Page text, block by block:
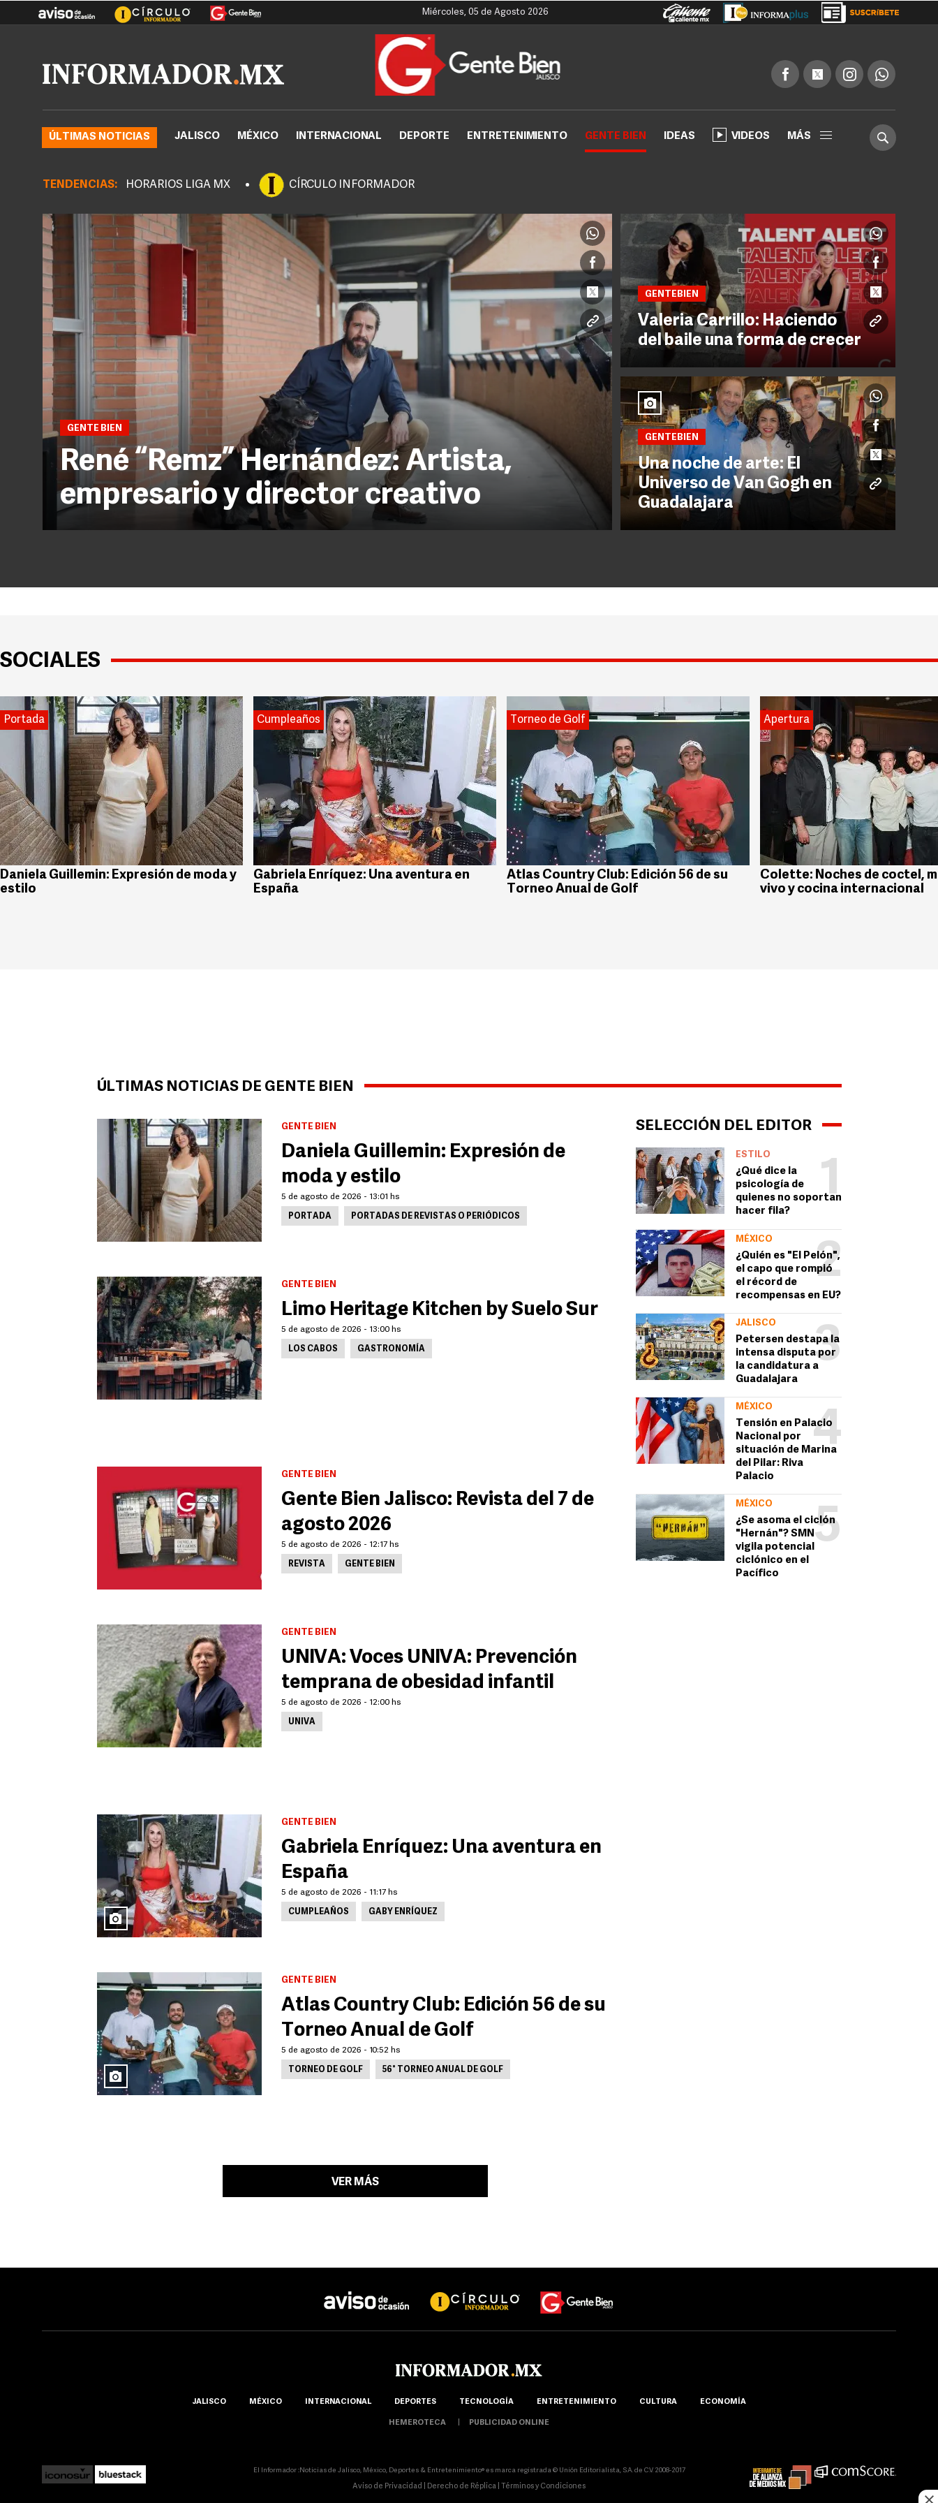
Miércoles, 05 de Agosto 2026
ÚLTIMAS NOTICIAS JALISCO MÉXICO INTERNACIONAL DEPORTE ENTRETENIMIENTO GENTE BIEN IDEAS VIDEOS MÁS
TENDENCIAS: HORARIOS LIGA MX CÍRCULO INFORMADOR
GENTE BIEN
René “Remz” Hernández: Artista,
empresario y director creativo
GENTEBIEN
Valeria Carrillo: Haciendo
del baile una forma de crecer
GENTEBIEN
Una noche de arte: El
Universo de Van Gogh en
Guadalajara
SOCIALES
Portada
Daniela Guillemin: Expresión de moda y
estilo
Cumpleaños
Gabriela Enríquez: Una aventura en
España
Torneo de Golf
Atlas Country Club: Edición 56 de su
Torneo Anual de Golf
Apertura
Colette: Noches de coctel,
vivo y cocina internacional
ÚLTIMAS NOTICIAS DE GENTE BIEN
SELECCIÓN DEL EDITOR
1
ESTILO
¿Qué dice la
psicología de
quienes no soportan
hacer fila?
2
MÉXICO
¿Quién es "El Pelón",
el capo que rompió
el récord de
recompensas en EU?
3
JALISCO
Petersen destapa la
intensa disputa por
la candidatura a
Guadalajara
4
MÉXICO
Tensión en Palacio
Nacional por
situación de Marina
del Pilar: Riva
Palacio
5
MÉXICO
¿Se asoma el ciclón
"Hernán"? SMN
vigila potencial
ciclónico en el
Pacífico
GENTE BIEN
Daniela Guillemin: Expresión de
moda y estilo
5 de agosto de 2026 - 13:01 hs
PORTADA PORTADAS DE REVISTAS O PERIÓDICOS
GENTE BIEN
Limo Heritage Kitchen by Suelo Sur
5 de agosto de 2026 - 13:00 hs
LOS CABOS GASTRONOMÍA
GENTE BIEN
Gente Bien Jalisco: Revista del 7 de
agosto 2026
5 de agosto de 2026 - 12:17 hs
REVISTA GENTE BIEN
GENTE BIEN
UNIVA: Voces UNIVA: Prevención
temprana de obesidad infantil
5 de agosto de 2026 - 12:00 hs
UNIVA
GENTE BIEN
Gabriela Enríquez: Una aventura en
España
5 de agosto de 2026 - 11:17 hs
CUMPLEAÑOS GABY ENRÍQUEZ
GENTE BIEN
Atlas Country Club: Edición 56 de su
Torneo Anual de Golf
5 de agosto de 2026 - 10:52 hs
TORNEO DE GOLF 56° TORNEO ANUAL DE GOLF
VER MÁS
JALISCO MÉXICO INTERNACIONAL DEPORTES TECNOLOGÍA ENTRETENIMIENTO CULTURA ECONOMÍA
HEMEROTECA PUBLICIDAD ONLINE
El Informador ::Noticias de Jalisco, México, Deportes & Entretenimiento® es marca registrada © Unión Editorialista, S.A. de C.V. 2008-2017
Aviso de Privacidad Derecho de Réplica Términos y Condiciones